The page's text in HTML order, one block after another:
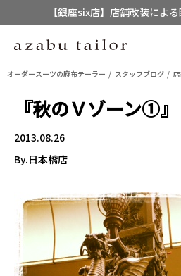
【店舗限定】レディー
8/12~8/16 夏季休
オーダースーツの麻布テーラー スタッフブログ
『秋のＶゾーン①』
2013.08.26
By.日本橋店